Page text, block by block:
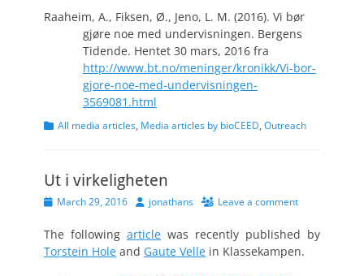
Raaheim, A., Fiksen, Ø., Jeno, L. M. (2016). Vi bør
gjøre noe med undervisningen. Bergens
Tidende. Hentet 30 mars, 2016 fra
http://www.bt.no/meninger/kronikk/Vi-bor-
gjore-noe-med-undervisningen-
3569081.html
Categories
All media articles, Media articles by bioCEED, Outreach
Ut i virkeligheten
PostedMarch 29, 2016 Authorjonathans Leave a comment
The following article was recently published by
Torstein Hole and Gaute Velle in Klassekampen.